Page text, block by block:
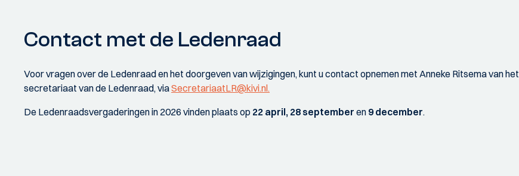
Contact met de Ledenraad
Voor vragen over de Ledenraad en het doorgeven van wijzigingen, kunt u contact opnemen met Anneke Ritsema van het
secretariaat van de Ledenraad, viaSecretariaatLR@kivi.nl.
De Ledenraadsvergaderingen in 2026 vinden plaats op 22 april, 28 september en 9 december.